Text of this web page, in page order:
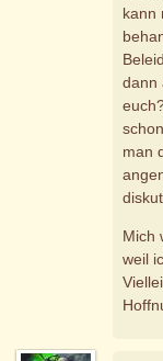
kann
dann
man
Mich
weil